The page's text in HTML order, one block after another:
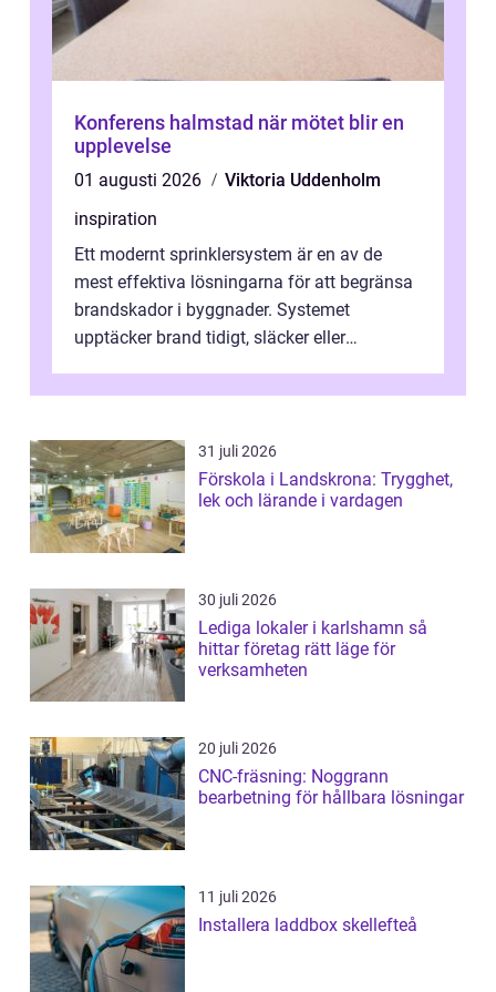
Konferens halmstad när mötet blir en
upplevelse
01 augusti 2026
Viktoria Uddenholm
inspiration
Ett modernt sprinklersystem är en av de
mest effektiva lösningarna för att begränsa
brandskador i byggnader. Systemet
upptäcker brand tidigt, släcker eller
31 juli 2026
Förskola i Landskrona: Trygghet,
lek och lärande i vardagen
30 juli 2026
Lediga lokaler i karlshamn så
hittar företag rätt läge för
verksamheten
20 juli 2026
CNC-fräsning: Noggrann
bearbetning för hållbara lösningar
11 juli 2026
Installera laddbox skellefteå